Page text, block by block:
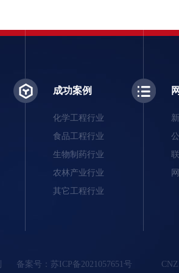
成功案例
化学工程行业
食品工程行业
生物制药行业
农林产业行业
其它工程行业
备案号： 苏ICP备2021057651号